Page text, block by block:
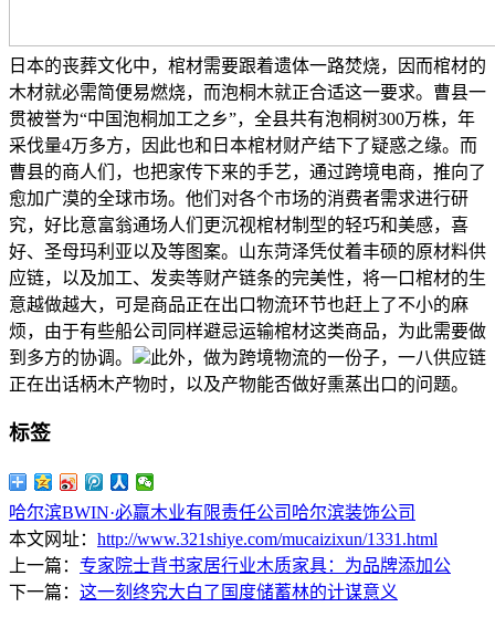
日本的丧葬文化中，棺材需要跟着遗体一路焚烧，因而棺材的
木材就必需简便易燃烧，而泡桐木就正合适这一要求。曹县一
贯被誉为“中国泡桐加工之乡”，全县共有泡桐树300万株，年
采伐量4万多方，因此也和日本棺材财产结下了疑惑之缘。而
曹县的商人们，也把家传下来的手艺，通过跨境电商，推向了
愈加广漠的全球市场。他们对各个市场的消费者需求进行研
究，好比意富翁通场人们更沉视棺材制型的轻巧和美感，喜
好、圣母玛利亚以及等图案。山东菏泽凭仗着丰硕的原材料供
应链，以及加工、发卖等财产链条的完美性，将一口棺材的生
意越做越大，可是商品正在出口物流环节也赶上了不小的麻
烦，由于有些船公司同样避忌运输棺材这类商品，为此需要做
到多方的协调。
此外，做为跨境物流的一份子，一八供应链
正在出话柄木产物时，以及产物能否做好熏蒸出口的问题。
标签
哈尔滨BWIN·必赢木业有限责任公司 哈尔滨装饰公司
本文网址： http://www.321shiye.com/mucaizixun/1331.html
上一篇： 专家院士背书家居行业木质家具：为品牌添加公
下一篇： 这一刻终究大白了国度储蓄林的计谋意义